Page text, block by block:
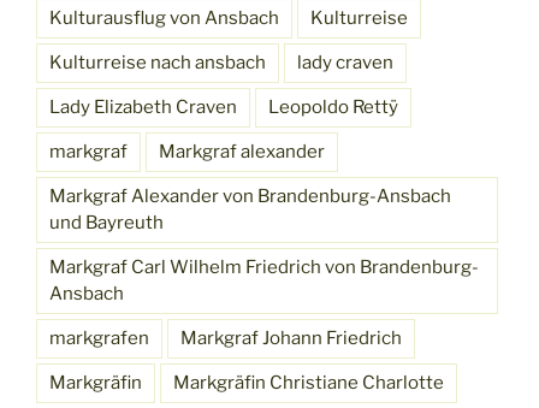
Kulturausflug von Ansbach Kulturreise
Kulturreise nach ansbach lady craven
Lady Elizabeth Craven Leopoldo Rettÿ
markgraf Markgraf alexander
Markgraf Alexander von Brandenburg-Ansbach
und Bayreuth
Markgraf Carl Wilhelm Friedrich von Brandenburg-
Ansbach
markgrafen Markgraf Johann Friedrich
Markgräfin Markgräfin Christiane Charlotte